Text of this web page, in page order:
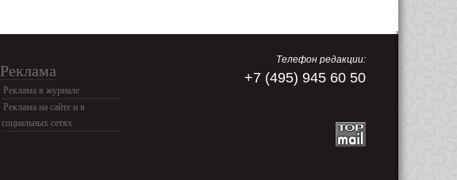
Реклама
Реклама в журнале
Реклама на сайте и в
социальных сетях
Телефон редакции:
+7 (495) 945 60 50